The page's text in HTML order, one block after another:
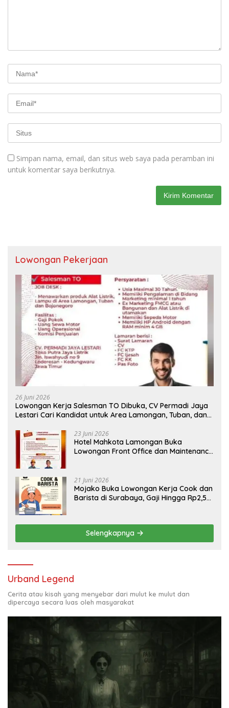
Simpan nama, email, dan situs web saya pada peramban ini
untuk komentar saya berikutnya.
Lowongan Pekerjaan
26 Juni 2026
Lowongan Kerja Salesman TO Dibuka, CV Permadi Jaya
Lestari Cari Kandidat untuk Area Lamongan, Tuban, dan
23 Juni 2026
Hotel Mahkota Lamongan Buka
Lowongan Front Office dan Maintenance
21 Juni 2026
Mojako Buka Lowongan Kerja Cook dan
Barista di Surabaya, Gaji Hingga Rp2,5
Selengkapnya
Urband Legend
Cerita atau kisah yang menyebar dari mulut ke mulut dan
dipercaya secara luas oleh masyarakat